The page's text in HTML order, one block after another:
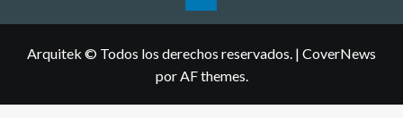
Arquitek © Todos los derechos reservados. | CoverNews
por AF themes.